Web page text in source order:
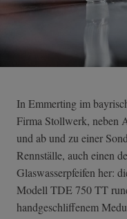
In Emmerting im
Firma Stollwerk, neben
und ab und zu einer
Rennställe, auch einen
Glaswasserpfeifen her:
Modell TDE 750 TT
handgeschliffenem